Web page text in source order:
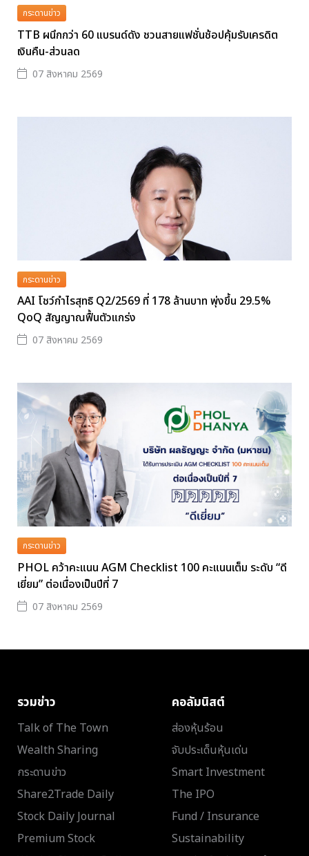
กระดานข่าว
TTB ผนึกกว่า 60 แบรนด์ดัง ชวนสายแฟชั่นช้อปคุ้มรับเครดิต
เงินคืน-ส่วนลด
07 สิงหาคม 2569
กระดานข่าว
AAI โชว์กำไรสุทธิ Q2/2569 ที่ 178 ล้านบาท พุ่งขึ้น 29.5%
QoQ สัญญาณฟื้นตัวแกร่ง
07 สิงหาคม 2569
กระดานข่าว
PHOL คว้าคะแนน AGM Checklist 100 คะแนนเต็ม ระดับ “ดี
เยี่ยม” ต่อเนื่องเป็นปีที่ 7
07 สิงหาคม 2569
รวมข่าว
Talk of The Town
Wealth Sharing
กระดานข่าว
Share2Trade Daily
Stock Daily Journal
Premium Stock
คอลัมนิสต์
ส่องหุ้นร้อน
จับประเด็นหุ้นเด่น
Smart Investment
The IPO
Fund / Insurance
Sustainability